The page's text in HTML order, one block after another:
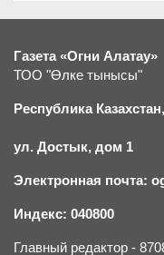
Газета «Огни Алатау»
ТОО "Өлке тынысы"
Республика
ул. Достык, дом 1
Электронная почта:
Индекс: 040800
Главный редактор -